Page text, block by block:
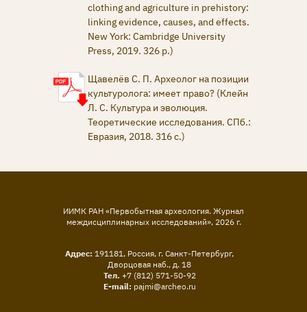
clothing and agriculture in prehistory:
linking evidence, causes, and effects.
New York: Cambridge University
Press, 2019. 326 p.)
Щавелёв С. П. Археолог на позиции
культуролога: имеет право? (Клейн
Л. С. Культура и эволюция.
Теоретические исследования. СПб.:
Евразия, 2018. 316 с.)
ИИМК РАН «Первобытная археология. Журнал
междисциплинарных исследований», 2026г.
Адрес: 191181, Россия, г. Санкт-Петербург,
Дворцовая наб., д. 18
Тел. +7 (812) 571-50-92
E-mail: pajmi@archeo.ru